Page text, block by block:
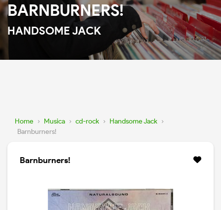
BARNBURNERS!
HANDSOME JACK
Home › Musica › cd-rock › Handsome Jack ›
Barnburners!
Barnburners!